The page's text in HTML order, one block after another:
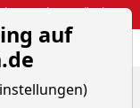
Optionsprämien
Aktien- und
auf